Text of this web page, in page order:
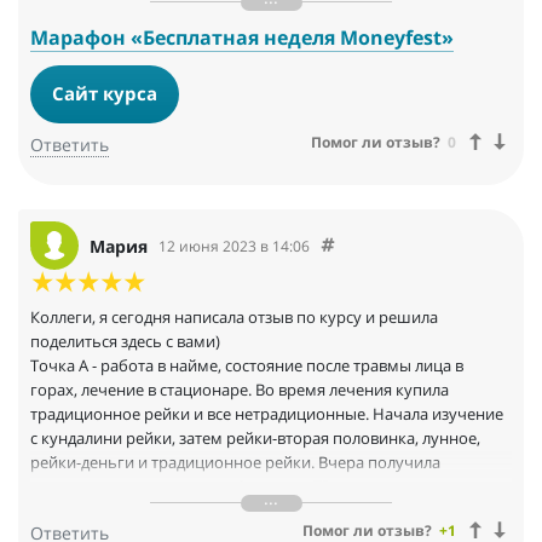
звонка из магазина, что я могу из забирать и именно мой (
редкий ) цвет. Я делала манифестации именно на эту модель и
цвет)) и сегодня они мои! Я уже не говорю о том, что я нашла
деньги на них за пол дня ) Катрин, в очередной раз благодарю
за энергию и знания.
Марафон «Бесплатная неделя Мoneyfest»
Сайт курса
Ответить Помог ли отзыв? 0
Мария 12 июня 2023 в 14:06
Коллеги, я сегодня написала отзыв по курсу и решила
поделиться здесь с вами)
Точка А - работа в найме, состояние после травмы лица в
горах, лечение в стационаре. Во время лечения купила
традиционное рейки и все нетрадиционные. Начала изучение
с кундалини рейки, затем рейки-вторая половинка, лунное,
рейки-деньги и традиционное рейки. Вчера получила
В результате лечения Кундалини-рейки подправила свое
здоровье, ускорила процесс заживления кожи после травм.
Ответить Помог ли отзыв? +1